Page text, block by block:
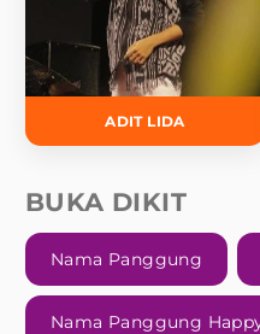
ADIT LIDA
BUKA DIKIT
Nama Panggung
Nama Panggung